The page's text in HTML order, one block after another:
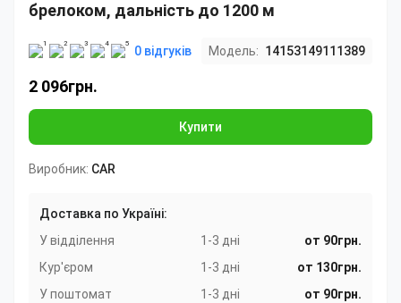
брелоком, дальність до 1200 м
0 відгуків Модель: 14153149111389
2 096грн.
Купити
Виробник: CAR
Доставка по Україні:
У відділення
1-3 дні
от 90грн.
Кур'єром
1-3 дні
от 130грн.
У поштомат
1-3 дні от 90грн.